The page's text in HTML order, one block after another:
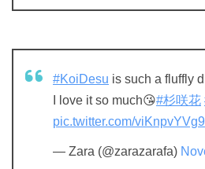
#KoiDesu is such a fluffly
I love it so much😘#杉咲花
pic.twitter.com/viKnpvYVg9
— Zara (@zarazarafa)